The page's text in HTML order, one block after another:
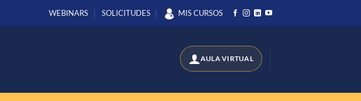
WEBINARS SOLICITUDES MIS CURSOS